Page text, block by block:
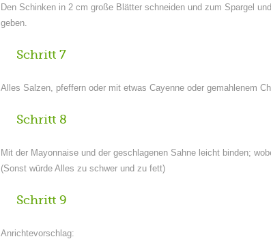
Den Schinken in 2 cm große Blätter schneiden und zum Spargel
geben.
Schritt 7
Alles Salzen, pfeffern oder mit etwas Cayenne oder gemahlenem
Schritt 8
Mit der Mayonnaise und der geschlagenen Sahne leicht binden;
(Sonst würde Alles zu schwer und zu fett)
Schritt 9
Anrichtevorschlag: